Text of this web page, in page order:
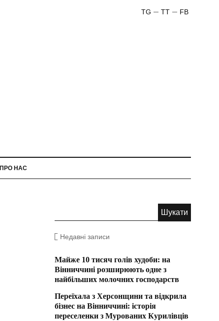
FB
TT
TG
ПРО НАС
Недавні записи
Майже 10 тисяч голів худоби: на
Вінниччині розширюють одне з
найбільших молочних господарств
Переїхала з Херсонщини та відкрила
бізнес на Вінниччині: історія
переселенки з Мурованих Курилівців